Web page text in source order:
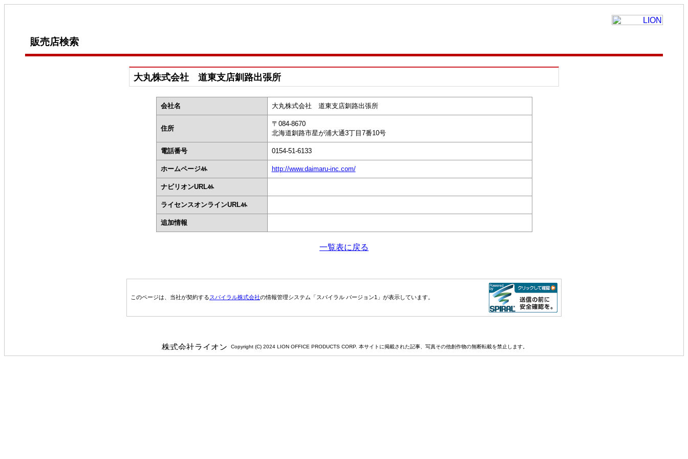
販売店検索
大丸株式会社 道東支店釧路出張所
会社名 大丸株式会社 道東支店釧路出張所
住所
〒084-8670
北海道釧路市星が浦大通3丁目7番10号
電話番号 0154-51-6133
ホームページ http://www.daimaru-inc.com/
ナビリオンURL
ライセンスオンラインURL
追加情報
一覧表に戻る
このページは、当社が契約するスパイラル株式会社の情報管理システム「スパイラル バージョン1」が表示しています。
Copyright (C) 2024 LION OFFICE PRODUCTS CORP. 本サイトに掲載された記事、写真その他創作物の無断転載を禁止します。